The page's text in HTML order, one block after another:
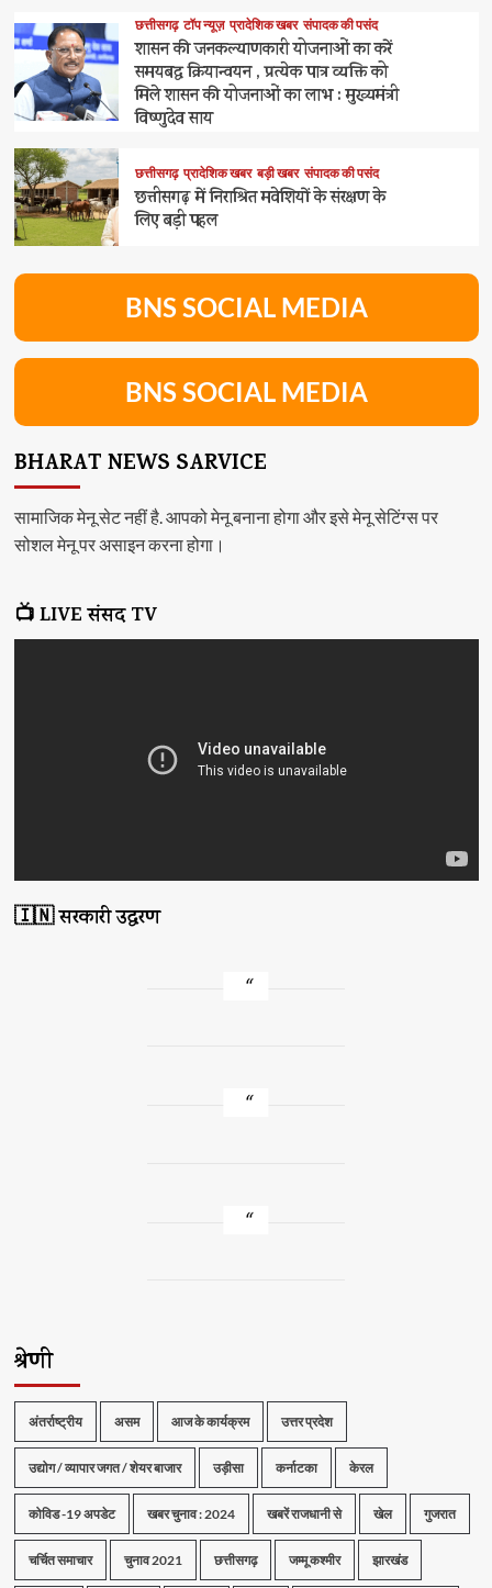
छत्तीसगढ़ टॉप न्यूज़ प्रादेशिक खबर संपादक की पसंद
शासन की जनकल्याणकारी योजनाओं का करें
समयबद्ध क्रियान्वयन , प्रत्येक पात्र व्यक्ति को
मिले शासन की योजनाओं का लाभ : मुख्यमंत्री
विष्णुदेव साय
छत्तीसगढ़ प्रादेशिक खबर बड़ी खबर संपादक की पसंद
छत्तीसगढ़ में निराश्रित मवेशियों के संरक्षण के
लिए बड़ी पहल
BNS SOCIAL MEDIA
BNS SOCIAL MEDIA
BHARAT NEWS SARVICE
सामाजिक मेनू सेट नहीं है. आपको मेनू बनाना होगा और इसे मेनू सेटिंग्स पर
सोशल मेनू पर असाइन करना होगा।
📺 LIVE संसद TV
🇮🇳 सरकारी उद्धरण
श्रेणी
अंतर्राष्ट्रीय असम आज के कार्यक्रम उत्तर प्रदेश
उद्योग / व्यापार जगत / शेयर बाजार उड़ीसा कर्नाटका केरल
कोविड -19 अपडेट खबर चुनाव : 2024 खबरें राजधानी से खेल गुजरात
चर्चित समाचार चुनाव 2021 छत्तीसगढ़ जम्मू कश्मीर झारखंड